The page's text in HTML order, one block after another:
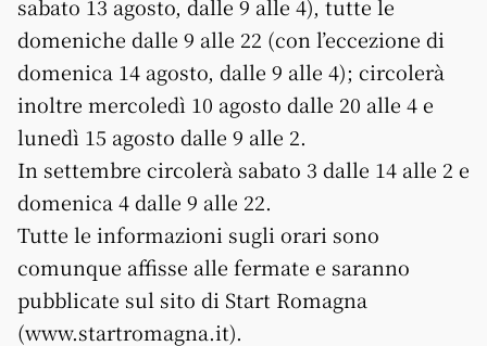
sabato 13 agosto, dalle 9 alle 4), tutte le
domeniche dalle 9 alle 22 (con l’eccezione di
domenica 14 agosto, dalle 9 alle 4); circolerà
inoltre mercoledì 10 agosto dalle 20 alle 4 e
lunedì 15 agosto dalle 9 alle 2.
In settembre circolerà sabato 3 dalle 14 alle 2 e
domenica 4 dalle 9 alle 22.
Tutte le informazioni sugli orari sono
comunque affisse alle fermate e saranno
pubblicate sul sito di Start Romagna
(www.startromagna.it).